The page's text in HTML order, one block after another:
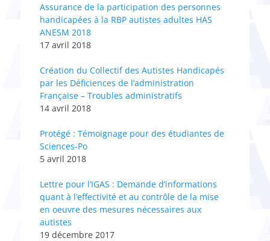
Assurance de la participation des personnes
handicapées à la RBP autistes adultes HAS
ANESM 2018
17 avril 2018
Création du Collectif des Autistes Handicapés
par les Déficiences de l’administration
Française – Troubles administratifs
14 avril 2018
Protégé : Témoignage pour des étudiantes de
Sciences-Po
5 avril 2018
Lettre pour l’IGAS : Demande d’informations
quant à l’effectivité et au contrôle de la mise
en oeuvre des mesures nécessaires aux
autistes
19 décembre 2017